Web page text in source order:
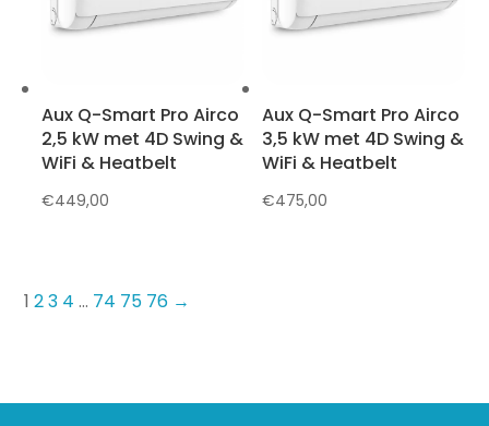
Aux Q-Smart Pro Airco
2,5 kW met 4D Swing &
WiFi & Heatbelt
€449,00
Aux Q-Smart Pro Airco
3,5 kW met 4D Swing &
WiFi & Heatbelt
€475,00
1 23 4 … 74 75 76 →